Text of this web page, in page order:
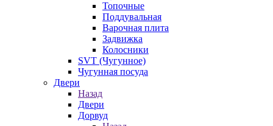
Топочные
Поддувальная
Варочная плита
Задвижка
Колосники
SVT (Чугунное)
Чугунная посуда
Двери
Назад
Двери
Дорвуд